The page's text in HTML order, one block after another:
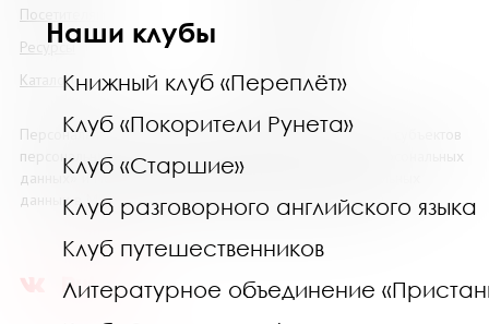
Наши клубы
Книжный клуб «Переплёт»
Клуб «Покорители Рунета»
Клуб «Старшие»
Клуб разговорного английского языка
Клуб путешественников
Литературное объединение
Посетителям
Ресурсы
Каталоги
Контакты
Персональные данные размещены на сайте с согласия субъектов
персональных данных, в соответствии с 152 ФЗ «О Персональных
данных» и Политики в отношении обработки персональных
данных в МГОУНБ. Условия и запреты не установлены.